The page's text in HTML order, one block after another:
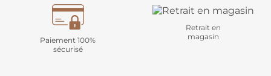
Paiement 100%
sécurisé
Retrait en
magasin